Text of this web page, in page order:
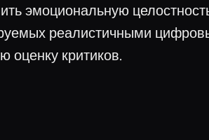
эмоциональную
реалистичными
оценку критиков.